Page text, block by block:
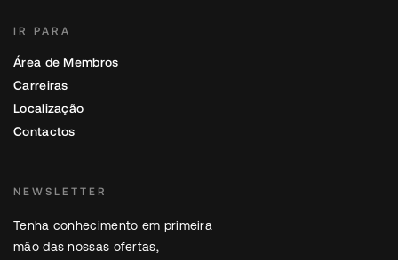
IR PARA
Área de Membros
Carreiras
Localização
Contactos
NEWSLETTER
Tenha conhecimento em primeira
mão das nossas ofertas,